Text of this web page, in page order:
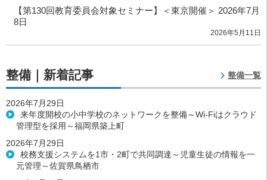
【第130回教育委員会対象セミナー】＜東京開催＞ 2026年7月
8日
2026年5月11日
整備｜新着記事 整備一覧
2026年7月29日
来年度開校の小中学校のネットワークを整備～Wi-Fiはクラウド
管理型を採用～福岡県築上町
2026年7月29日
校務支援システムを1市・2町で共同調達～児童生徒の情報を一
元管理～佐賀県鳥栖市